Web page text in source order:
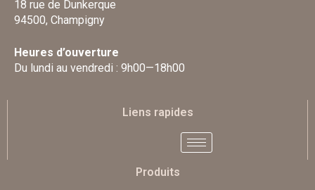
18 rue de Dunkerque
94500, Champigny
Heures d’ouverture
Du lundi au vendredi : 9h00—18h00
Liens rapides
Produits